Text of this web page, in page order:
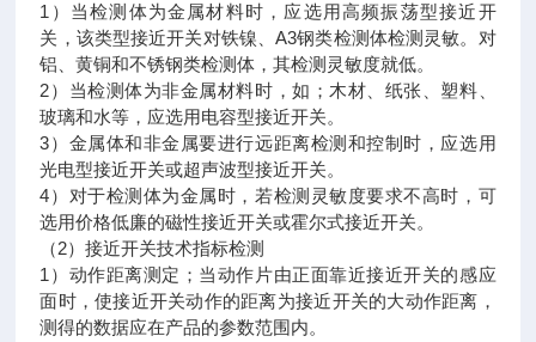
1）当检测体为金属材料时，应选用高频振荡型接近开
关，该类型接近开关对铁镍、A3钢类检测体检测灵敏。对
铝、黄铜和不锈钢类检测体，其检测灵敏度就低。
2）当检测体为非金属材料时，如；木材、纸张、塑料、
玻璃和水等，应选用电容型接近开关。
3）金属体和非金属要进行远距离检测和控制时，应选用
光电型接近开关或超声波型接近开关。
4）对于检测体为金属时，若检测灵敏度要求不高时，可
选用价格低廉的磁性接近开关或霍尔式接近开关。
（2）接近开关技术指标检测
1）动作距离测定；当动作片由正面靠近接近开关的感应
面时，使接近开关动作的距离为接近开关的大动作距离，
测得的数据应在产品的参数范围内。